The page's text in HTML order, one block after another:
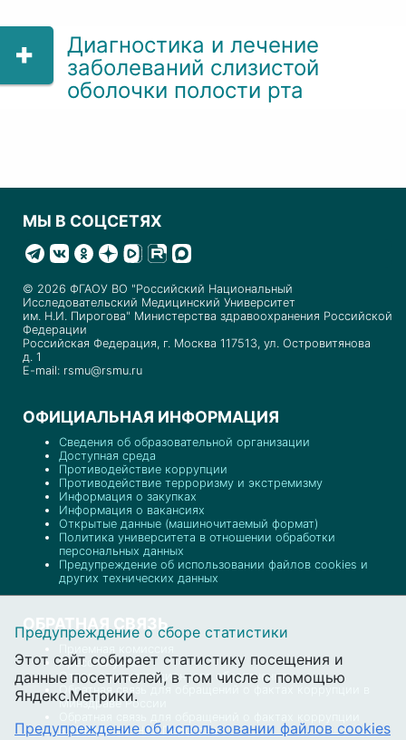
Диагностика и лечение
заболеваний слизистой
оболочки полости рта
МЫ В СОЦСЕТЯХ
© 2026 ФГАОУ ВО "Российский Национальный
Исследовательский Медицинский Университет
им. Н.И. Пирогова" Министерства здравоохранения Российской
Федерации
Российская Федерация, г. Москва 117513, ул. Островитянова
д. 1
E-mail: rsmu@rsmu.ru
ОФИЦИАЛЬНАЯ ИНФОРМАЦИЯ
Сведения об образовательной организации
Доступная среда
Противодействие коррупции
Противодействие терроризму и экстремизму
Информация о закупках
Информация о вакансиях
Открытые данные (машиночитаемый формат)
Политика университета в отношении обработки
персональных данных
Предупреждение об использовании файлов cookies и
других технических данных
ОБРАТНАЯ СВЯЗЬ
Пресс-служба
Отдел документационного обеспечения
Обратная связь для обращений о фактах коррупции в
Минздраве России
в РНИМУ им. Н.И. Пирогова
Предупреждение о сборе статистики
Этот сайт собирает статистику посещения и
данные посетителей, в том числе с помощью
Яндекс.Метрики.
Предупреждение об использовании файлов cookies